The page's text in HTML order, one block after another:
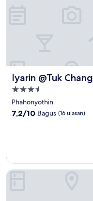
Iyarin @Tuk Chang
Iyarin @Tuk Chang
Properti
bintang
3.5
Phahonyothin
7.2
7,2/10 Bagus (16 ulasan)
Poonchock Mansion